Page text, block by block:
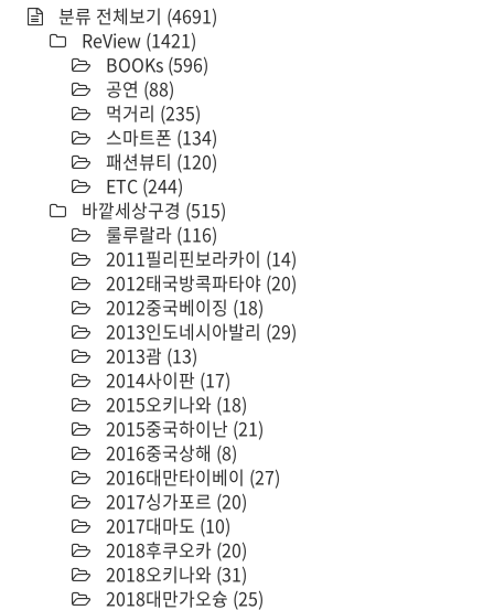
분류 전체보기 (4691)
ReView (1421)
BOOKs (596)
공연 (88)
먹거리 (235)
스마트폰 (134)
패션뷰티 (120)
ETC (244)
바깥세상구경 (515)
룰루랄라 (116)
2011필리핀보라카이 (14)
2012태국방콕파타야 (20)
2012중국베이징 (18)
2013인도네시아발리 (29)
2013괌 (13)
2014사이판 (17)
2015오키나와 (18)
2015중국하이난 (21)
2016중국상해 (8)
2016대만타이베이 (27)
2017싱가포르 (20)
2017대마도 (10)
2018후쿠오카 (20)
2018오키나와 (31)
2018대만가오슝 (25)